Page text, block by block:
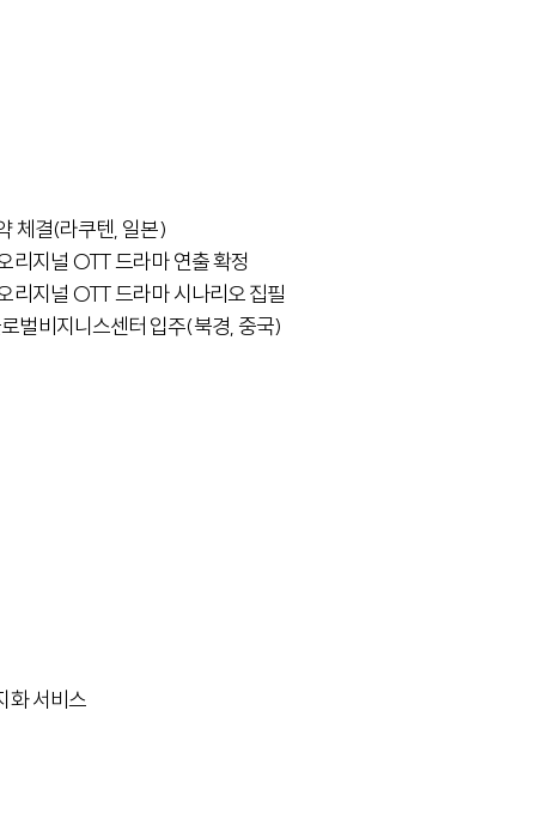
체결(라쿠텐, 일본)
리지널 OTT 드라마 연출 확정
리지널 OTT 드라마 시나리오 집필
벌비지니스센터 입주(북경, 중국)
화 서비스